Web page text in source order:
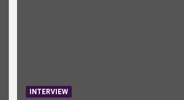
INTERVIEW